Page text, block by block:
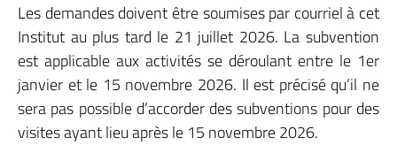
Les demandes doivent être soumises par courriel à cet
Institut au plus tard le 21 juillet 2026. La subvention
est applicable aux activités se déroulant entre le 1er
janvier et le 15 novembre 2026. Il est précisé qu’il ne
sera pas possible d’accorder des subventions pour des
visites ayant lieu après le 15 novembre 2026.